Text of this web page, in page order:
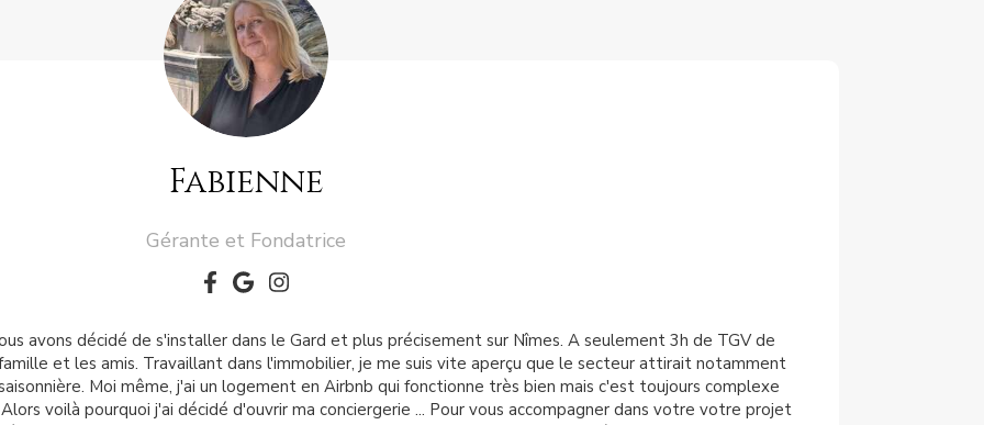
Fabienne
Gérante et Fondatrice
avons décidé de s'installer dans le Gard et plus précisement sur Nîmes. A seulement 3h de TGV de
et les amis. Travaillant dans l'immobilier, je me suis vite aperçu que le secteur attirait notamment
Moi même, j'ai un logement en Airbnb qui fonctionne très bien mais c'est toujours complexe
voilà pourquoi j'ai décidé d'ouvrir ma conciergerie ... Pour vous accompagner dans votre votre projet